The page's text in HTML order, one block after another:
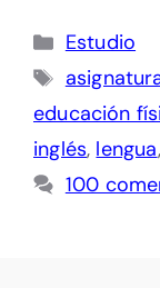
Categorías
Estudio
Etiquetas
educación
inglés, lengua,
100